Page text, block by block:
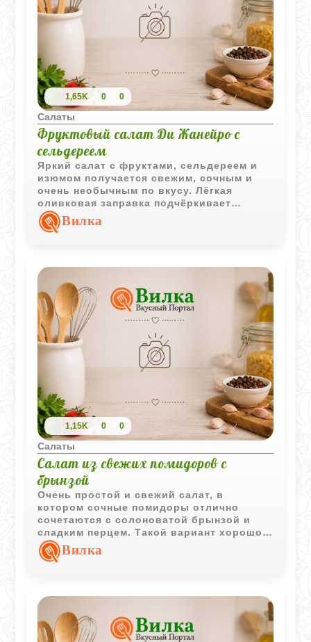
1,65K 0 0
Салаты
Фруктовый салат Ди Жанейро с
сельдереем
Яркий салат с фруктами, сельдереем и
изюмом получается свежим, сочным и
очень необычным по вкусу. Лёгкая
оливковая заправка подчёркивает
сладость фруктов и делает блюдо
особенно ароматным.
Вилка
1,15K 0 0
Салаты
Салат из свежих помидоров с
брынзой
Очень простой и свежий салат, в
котором сочные помидоры отлично
сочетаются с солоноватой брынзой и
сладким перцем. Такой вариант хорошо
подходит как для лёгкого ужина, так и в
качестве быстрого овощного дополнения
Вилка